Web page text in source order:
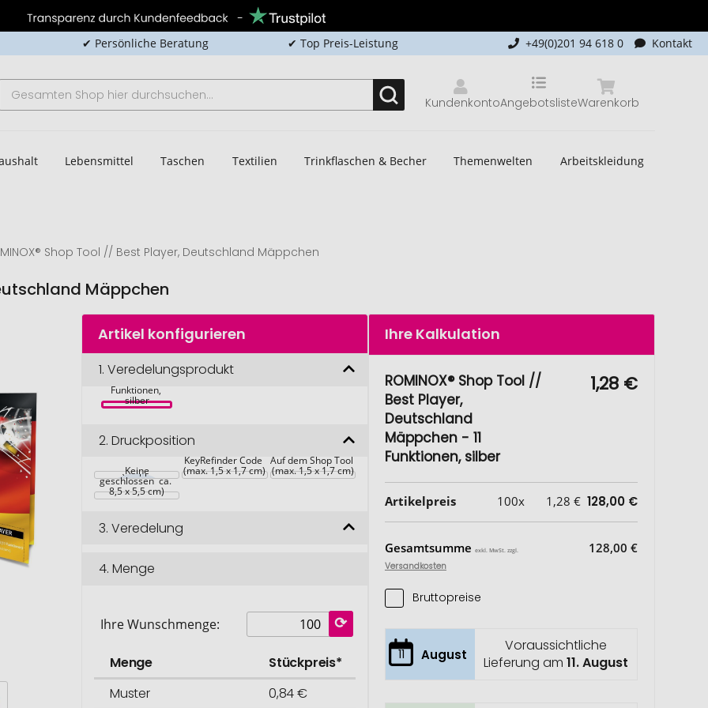
✔ Persönliche Beratung ✔ Top Preis-Leistung +49(0)201 94 618 0 Kontakt
Kundenkonto Warenkorb
Angebotsliste
Lebensmittel Taschen Textilien Trinkflaschen & Becher Themenwelten Arbeitskleidung
Shop Tool // Best Player, Deutschland Mäppchen
Mäppchen
Artikel konfigurieren
1.Veredelungsprodukt
ROMINOX®
Deutschland
Funktionen,
silber
2.Druckposition
Keine
KeyRefinder Code
(max. 1,5 x 1,7 cm)
Auf dem Shop Tool
(max. 1,5 x 1,7 cm)
Tool (Mäppchen
geschlossen  ca.
8,5 x 5,5 cm)
3.Veredelung
4.Menge
Ihre Wunschmenge:
Menge
Stückpreis*
Muster
0,84 €
Ihre Kalkulation
ROMINOX® Shop Tool //
Best Player,
Deutschland
Mäppchen - 11
Funktionen, silber
1,28 €
Artikelpreis 100x 1,28 € 128,00 €
Gesamtsumme exkl. MwSt. zzgl.
Versandkosten
128,00 €
Bruttopreise
11 August
Voraussichtliche
Lieferung am 11. August